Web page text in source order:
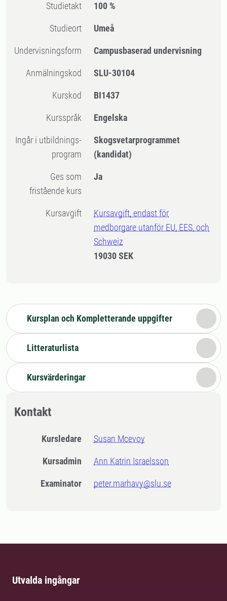
Studietakt 100 %
Studieort Umeå
Undervisningsform Campusbaserad undervisning
Anmälningskod SLU-30104
Kurskod BI1437
Kursspråk Engelska
Ingår i utbildnings-
program
Skogsvetarprogrammet
(kandidat)
Ges som
fristående kurs
Ja
Kursavgift
Kursavgift, endast för
medborgare utanför EU, EES, och
Schweiz
19030 SEK
Kursplan och Kompletterande uppgifter
Litteraturlista
Kursvärderingar
Kontakt
Kursledare Susan Mcevoy
Kursadmin Ann Katrin Israelsson
Examinator peter.marhavy@slu.se
Utvalda ingångar